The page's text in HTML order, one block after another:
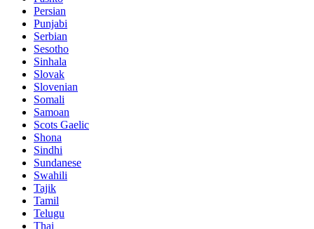
Persian
Punjabi
Serbian
Sesotho
Sinhala
Slovak
Slovenian
Somali
Samoan
Scots Gaelic
Shona
Sindhi
Sundanese
Swahili
Tajik
Tamil
Telugu
Thai